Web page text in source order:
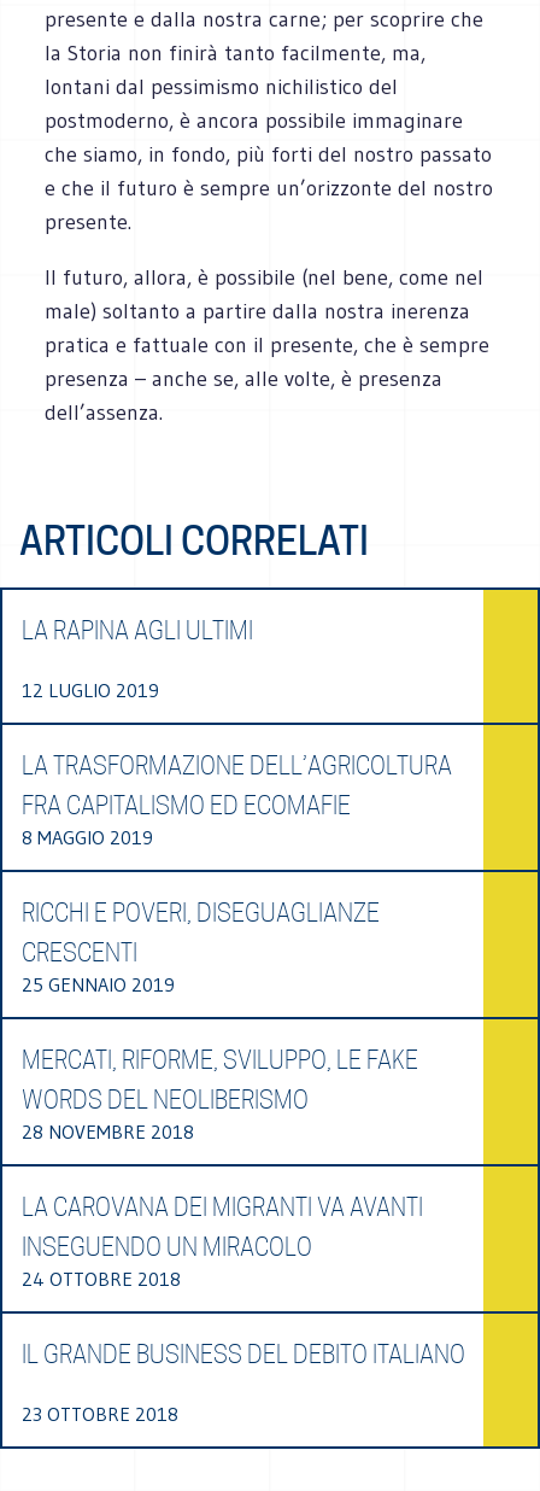
presente e dalla nostra carne; per scoprire che
la Storia non finirà tanto facilmente, ma,
lontani dal pessimismo nichilistico del
postmoderno, è ancora possibile immaginare
che siamo, in fondo, più forti del nostro passato
e che il futuro è sempre un’orizzonte del nostro
presente.
Il futuro, allora, è possibile (nel bene, come nel
male) soltanto a partire dalla nostra inerenza
pratica e fattuale con il presente, che è sempre
presenza – anche se, alle volte, è presenza
dell’assenza.
ARTICOLI CORRELATI
LA RAPINA AGLI ULTIMI
12 LUGLIO 2019
LA TRASFORMAZIONE DELL’AGRICOLTURA
FRA CAPITALISMO ED ECOMAFIE
8 MAGGIO 2019
RICCHI E POVERI, DISEGUAGLIANZE
CRESCENTI
25 GENNAIO 2019
MERCATI, RIFORME, SVILUPPO, LE FAKE
WORDS DEL NEOLIBERISMO
28 NOVEMBRE 2018
LA CAROVANA DEI MIGRANTI VA AVANTI
INSEGUENDO UN MIRACOLO
24 OTTOBRE 2018
IL GRANDE BUSINESS DEL DEBITO ITALIANO
23 OTTOBRE 2018